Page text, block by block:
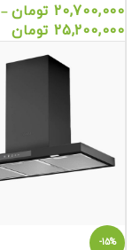
20,700,000 تومان –
25,200,000 تومان
-15%